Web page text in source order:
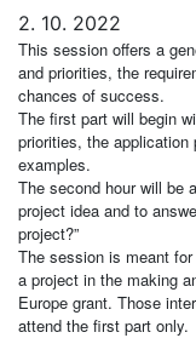
2. 10. 2022
This session offers a
and priorities, the
chances of success.
The first part will begin
priorities, the
examples.
The second hour will be
project idea and to
project?”
The session is meant
a project in the making
Europe grant. Those
attend the first part only.